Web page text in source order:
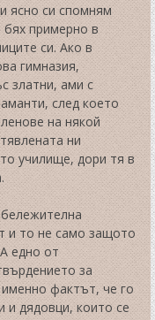
ясно си спомням
примерно в
си. Ако в
гимназия,
златни, ами с
след което
на някой
ни
училище, дори тя в
и то не само защото
едно от
за
фактът, че го
и дядовци, които се